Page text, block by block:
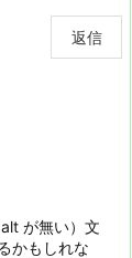
返信
が無い）文
かもしれな